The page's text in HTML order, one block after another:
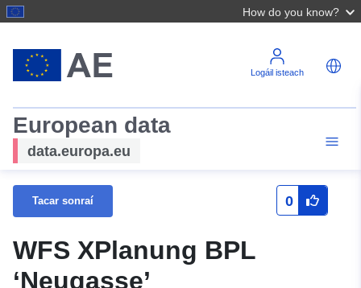
How do you know?
Logáil isteach
European data
data.europa.eu
Tacar sonraí 0
WFS XPlanung BPL
‘Neugasse’